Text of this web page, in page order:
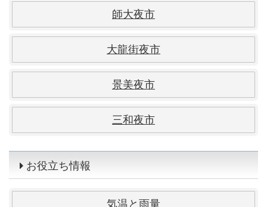
師大夜市
大龍街夜市
景美夜市
三和夜市
お役立ち情報
気温と雨量